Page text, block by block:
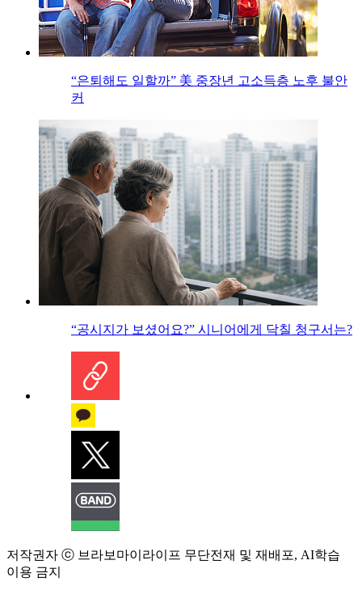
“은퇴해도 일할까” 美 중장년 고소득층 노후 불안
커
“공시지가 보셨어요?” 시니어에게 닥칠 청구서는?
저작권자 ⓒ 브라보마이라이프 무단전재 및 재배포, AI학습
이용 금지